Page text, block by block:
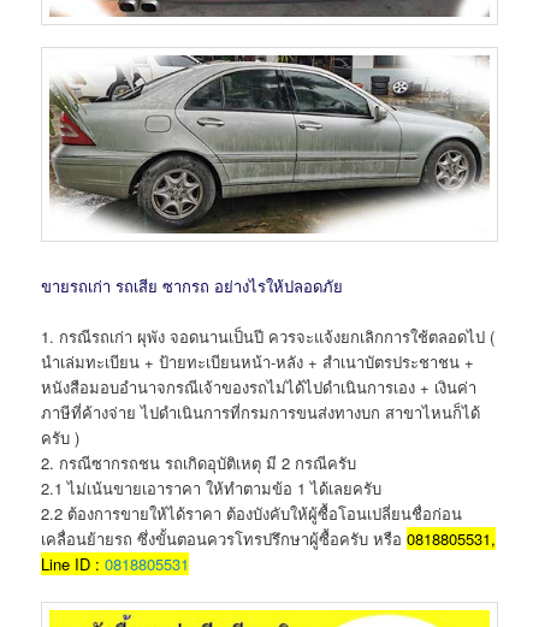
ขายรถเก่า รถเสีย ซากรถ อย่างไรให้ปลอดภัย
1. กรณีรถเก่า ผุพัง จอดนานเป็นปี ควรจะแจ้งยกเลิกการใช้ตลอดไป (
นำเล่มทะเบียน + ป้ายทะเบียนหน้า-หลัง + สำเนาบัตรประชาชน +
หนังสือมอบอำนาจกรณีเจ้าของรถไม่ได้ไปดำเนินการเอง + เงินค่า
ภาษีที่ค้างจ่าย ไปดำเนินการที่กรมการขนส่งทางบก สาขาไหนก็ได้
ครับ )
2. กรณีซากรถชน รถเกิดอุบัติเหตุ มี 2 กรณีครับ
2.1 ไม่เน้นขายเอาราคา ให้ทำตามข้อ 1 ได้เลยครับ
2.2 ต้องการขายให้ได้ราคา ต้องบังคับให้ผู้ซื้อโอนเปลี่ยนชื่อก่อน
เคลื่อนย้ายรถ ซึ่งขั้นตอนควรโทรปรึกษาผู้ซื้อครับ หรือ0818805531,
Line ID :0818805531